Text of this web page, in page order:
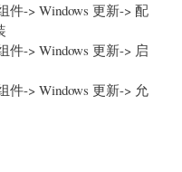
件-> Windows 更新-> 配
件-> Windows 更新-> 启
件-> Windows 更新-> 允